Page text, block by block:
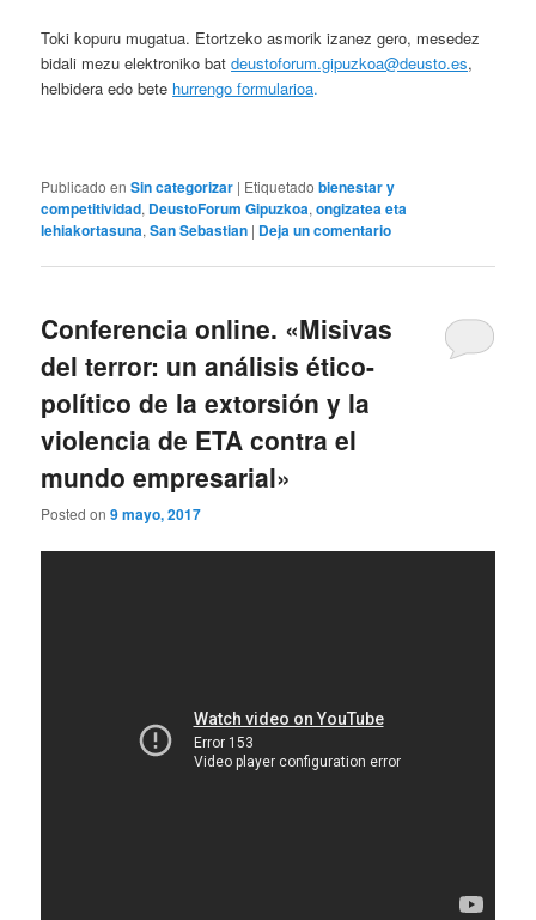
Toki kopuru mugatua. Etortzeko asmorik izanez gero, mesedez
bidali mezu elektroniko batdeustoforum.gipuzkoa@deusto.es,
helbidera edo bete hurrengo formularioa.
Publicado en Sin categorizar | Etiquetado bienestar y
competitividad, DeustoForum Gipuzkoa,ongizatea eta
lehiakortasuna,San Sebastian | Deja un comentario
Conferencia online. «Misivas
del terror: un análisis ético-
político de la extorsión y la
violencia de ETA contra el
mundo empresarial»
Posted on9 mayo, 2017